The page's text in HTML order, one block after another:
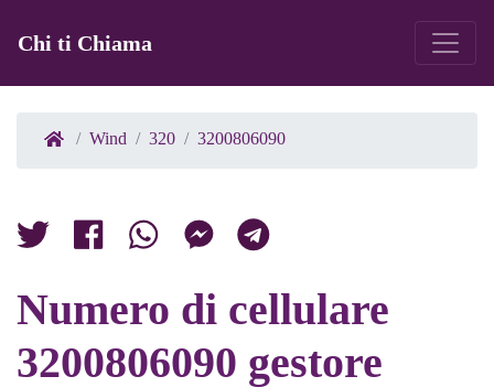
Chi ti Chiama
Wind 320 3200806090
Numero di cellulare
3200806090 gestore